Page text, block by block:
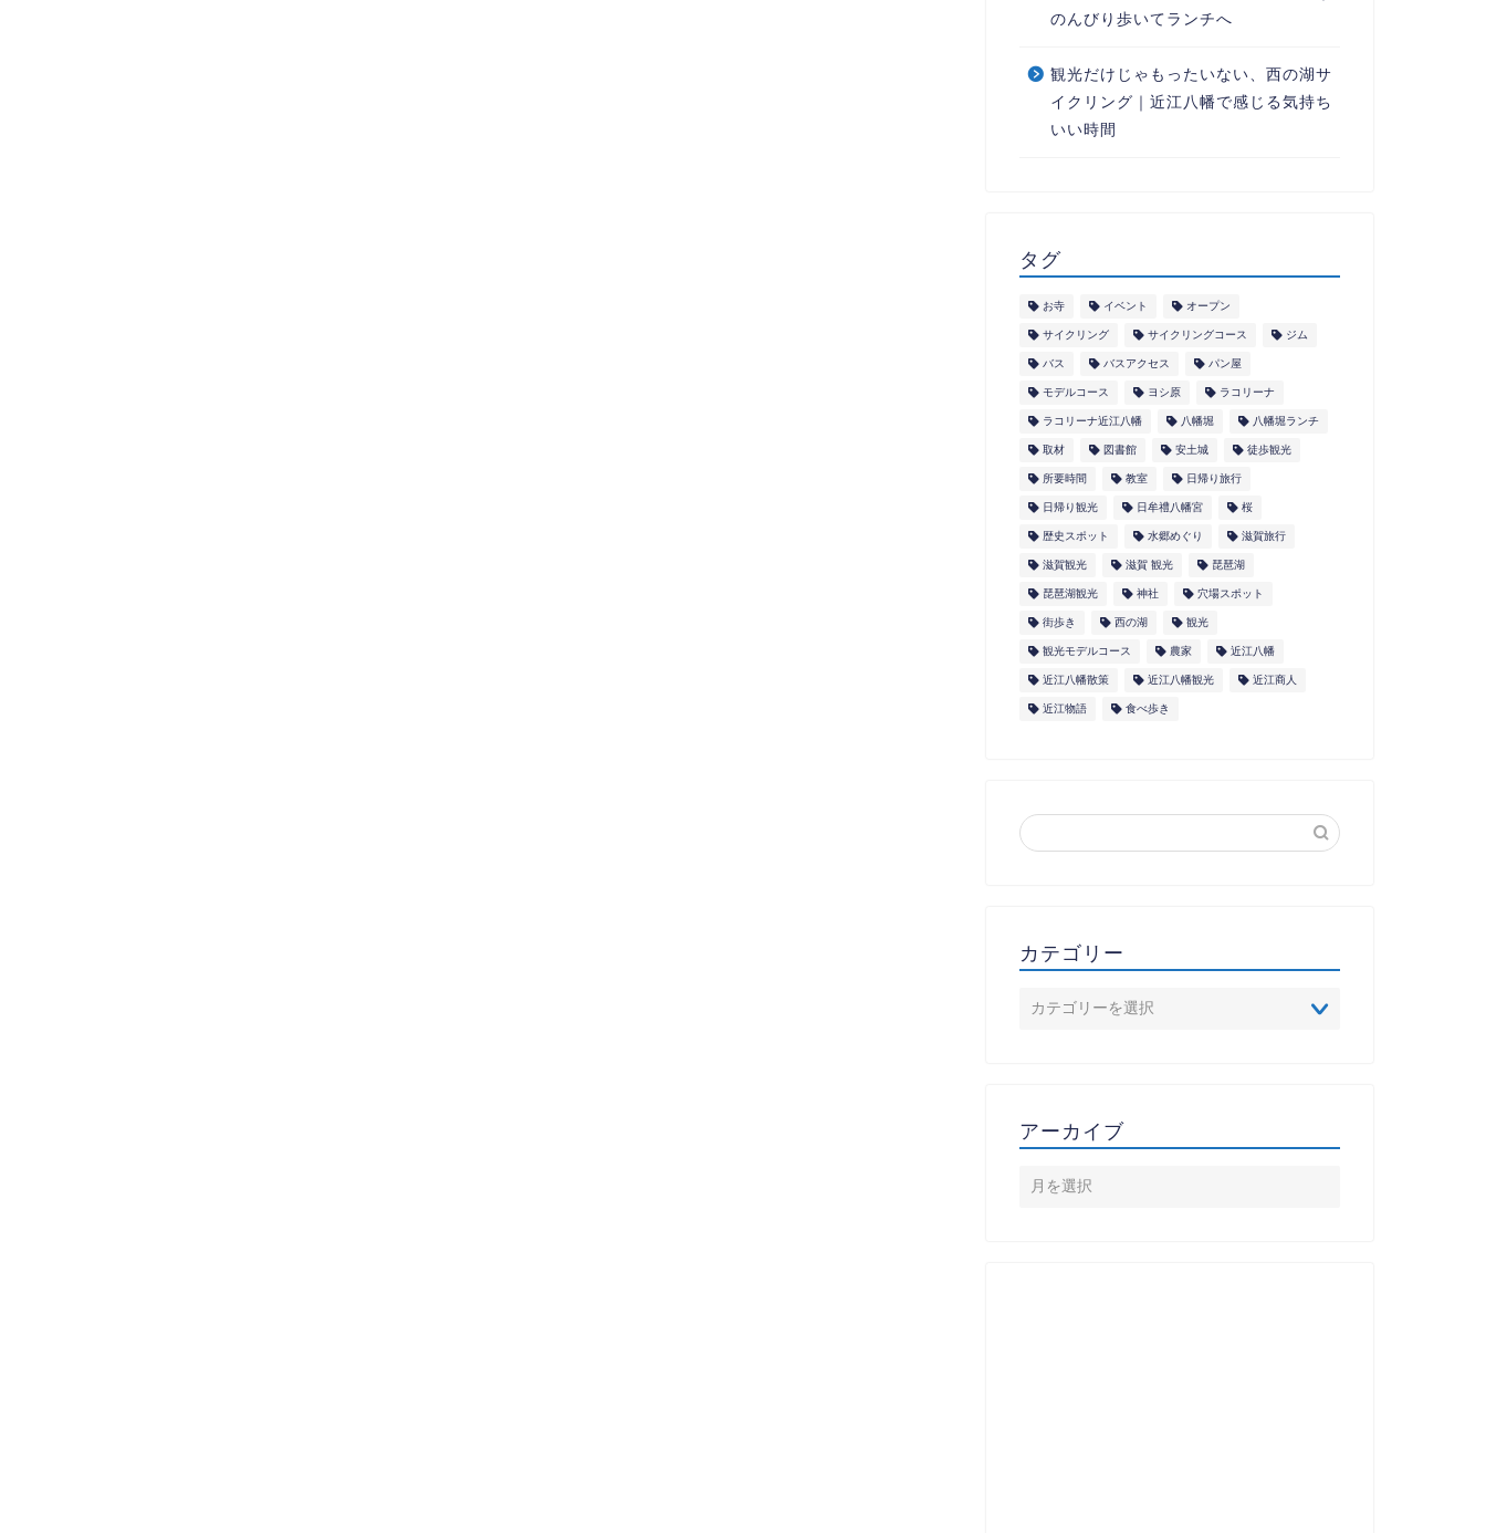
のんびり歩いてランチへ
観光だけじゃもったいない、西の湖サ
イクリング｜近江八幡で感じる気持ち
いい時間
タグ
お寺 イベント オープン
サイクリング サイクリングコース ジム
バス バスアクセス パン屋
モデルコース ヨシ原 ラコリーナ
ラコリーナ近江八幡 八幡堀 八幡堀ランチ
取材 図書館 安土城 徒歩観光
所要時間 教室 日帰り旅行
日帰り観光 日牟禮八幡宮 桜
歴史スポット 水郷めぐり 滋賀旅行
滋賀観光 滋賀 観光 琵琶湖
琵琶湖観光 神社 穴場スポット
街歩き 西の湖 観光
観光モデルコース 農家 近江八幡
近江八幡散策 近江八幡観光 近江商人
近江物語 食べ歩き
カテゴリー
アーカイブ